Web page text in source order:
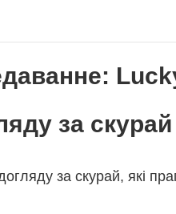
за скурай
за скурай, які